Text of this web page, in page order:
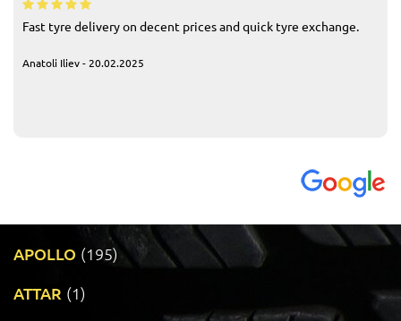
Fast tyre delivery on decent prices and quick tyre exchange.
Anatoli Iliev - 20.02.2025
APOLLO (195)
ATTAR (1)